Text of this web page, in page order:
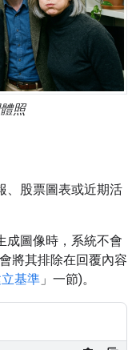
照
、股票圖表或近期活
成圖像時，系統不會
將其排除在回覆內容
基準 」一節)。